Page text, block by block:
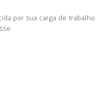
por sua carga de trabalho